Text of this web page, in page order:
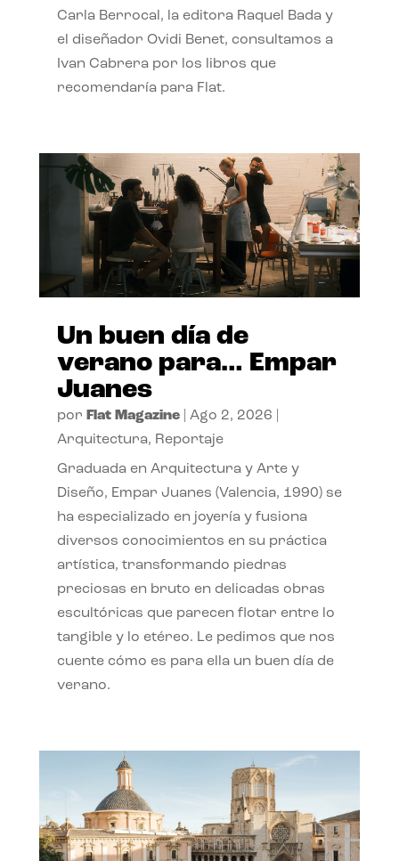
Carla Berrocal, la editora Raquel Bada y
el diseñador Ovidi Benet, consultamos a
Ivan Cabrera por los libros que
recomendaría para Flat.
Un buen día de
verano para… Empar
Juanes
por Flat Magazine| Ago 2, 2026
Arquitectura, Reportaje
Graduada en Arquitectura y Arte y
Diseño, Empar Juanes (Valencia, 1990) se
ha especializado en joyería y fusiona
diversos conocimientos en su práctica
artística, transformando piedras
preciosas en bruto en delicadas obras
escultóricas que parecen flotar entre lo
tangible y lo etéreo. Le pedimos que nos
cuente cómo es para ella un buen día de
verano.